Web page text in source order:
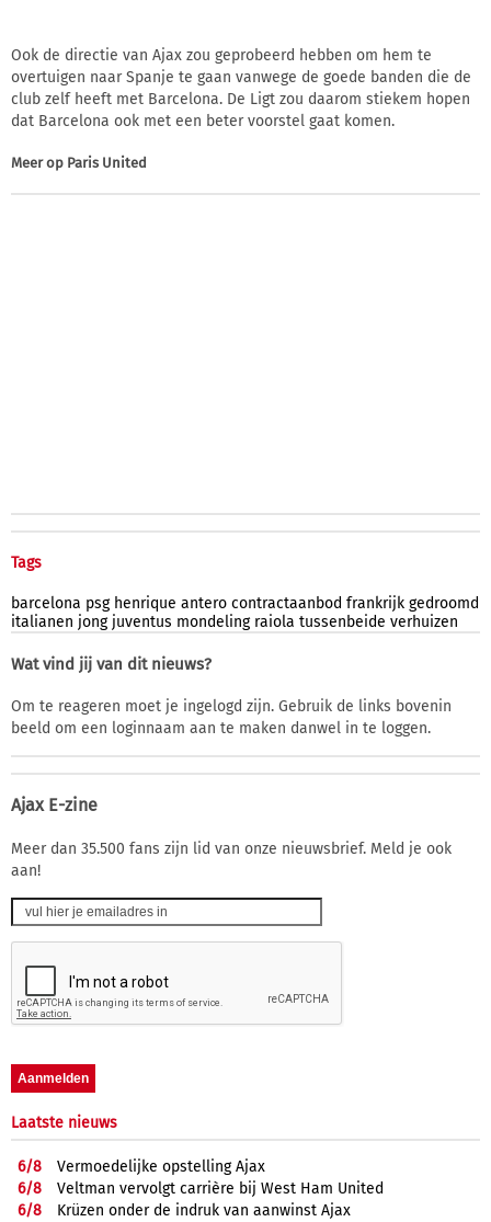
Ook de directie van Ajax zou geprobeerd hebben om hem te
overtuigen naar Spanje te gaan vanwege de goede banden die de
club zelf heeft met Barcelona. De Ligt zou daarom stiekem hopen
dat Barcelona ook met een beter voorstel gaat komen.
Meer op Paris United
Tags
barcelona psg henrique antero contractaanbod frankrijk gedroomd
italianen jong juventus mondeling raiola tussenbeide verhuizen
Wat vind jij van dit nieuws?
Om te reageren moet je ingelogd zijn. Gebruik de links bovenin
beeld om een loginnaam aan te maken danwel in te loggen.
Ajax E-zine
Meer dan 35.500 fans zijn lid van onze nieuwsbrief. Meld je ook
aan!
Laatste nieuws
6/8
Vermoedelijke opstelling Ajax
6/8
Veltman vervolgt carrière bij West Ham United
6/8
Krüzen onder de indruk van aanwinst Ajax